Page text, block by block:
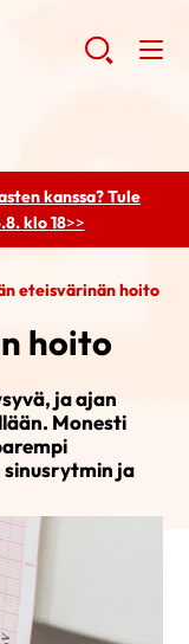
kanssa? Tule
klo 18>>
eteisvärinän hoito
hoito
ja ajan
Monesti
ja